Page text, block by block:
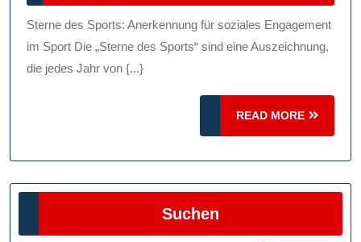
Anerkennung
Für
Engagement
2025
Sterne des Sports: Anerkennung für soziales Engagement
im Sport Die „Sterne des Sports“ sind eine Auszeichnung,
die jedes Jahr von {...}
READ MORE
READ
MORE
Suchen